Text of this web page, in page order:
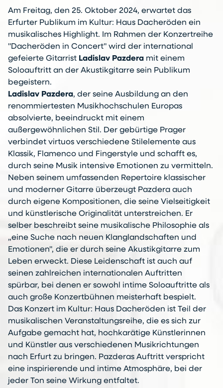
Am Freitag, den 25. Oktober 2024, erwartet das
Erfurter Publikum im Kultur: Haus Dacheröden ein
musikalisches Highlight. Im Rahmen der Konzertreihe
"Dacheröden in Concert" wird der international
gefeierte Gitarrist Ladislav Pazdera mit einem
Soloauftritt an der Akustikgitarre sein Publikum
begeistern.
Ladislav Pazdera, der seine Ausbildung an den
renommiertesten Musikhochschulen Europas
absolvierte, beeindruckt mit einem
außergewöhnlichen Stil. Der gebürtige Prager
verbindet virtuos verschiedene Stilelemente aus
Klassik, Flamenco und Fingerstyle und schafft es,
durch seine Musik intensive Emotionen zu vermitteln.
Neben seinem umfassenden Repertoire klassischer
und moderner Gitarre überzeugt Pazdera auch
durch eigene Kompositionen, die seine Vielseitigkeit
und künstlerische Originalität unterstreichen. Er
selber beschreibt seine musikalische Philosophie als
„eine Suche nach neuen Klanglandschaften und
Emotionen", die er durch seine Akustikgitarre zum
Leben erweckt. Diese Leidenschaft ist auch auf
seinen zahlreichen internationalen Auftritten
spürbar, bei denen er sowohl intime Soloauftritte als
auch große Konzertbühnen meisterhaft bespielt.
Das Konzert im Kultur: Haus Dacheröden ist Teil der
musikalischen Veranstaltungsreihe, die es sich zur
Aufgabe gemacht hat, hochkarätige Künstlerinnen
und Künstler aus verschiedenen Musikrichtungen
nach Erfurt zu bringen. Pazderas Auftritt verspricht
eine inspirierende und intime Atmosphäre, bei der
jeder Ton seine Wirkung entfaltet.